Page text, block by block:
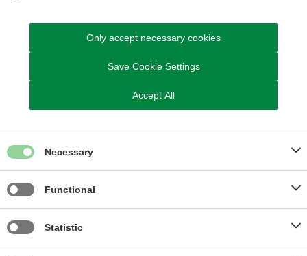
Natura 2000
Naturbeskyttelse
Regulering af fugleskræmmere
Only accept necessary cookies
Save Cookie Settings
Accept All
Necessary
Functional
Statistic